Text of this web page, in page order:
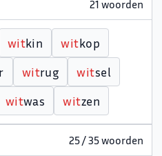
21 woorden
witkin witkop
witrug witsel
witwas witzen
25 / 35 woorden